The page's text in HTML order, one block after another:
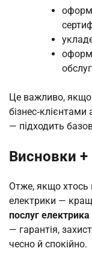
Це важливо, якщо
— підходить
Висновки
Отже, якщо хтось
електрики —
послуг
— гарантія,
чесно й спокійно.